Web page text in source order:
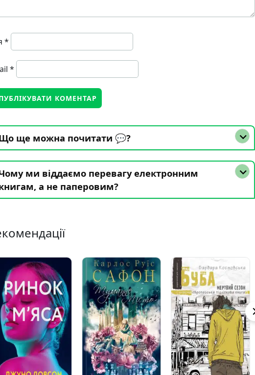
*
*
ще можна почитати 💬?
ми віддаємо перевагу електронним
а не паперовим?